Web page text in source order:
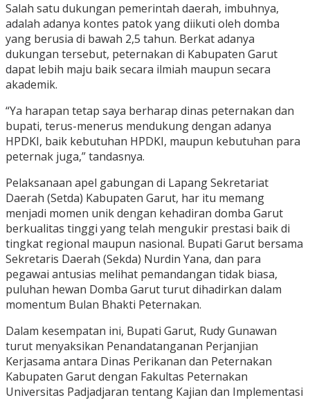
Salah satu dukungan pemerintah daerah, imbuhnya,
adalah adanya kontes patok yang diikuti oleh domba
yang berusia di bawah 2,5 tahun. Berkat adanya
dukungan tersebut, peternakan di Kabupaten Garut
dapat lebih maju baik secara ilmiah maupun secara
akademik.
“Ya harapan tetap saya berharap dinas peternakan dan
bupati, terus-menerus mendukung dengan adanya
HPDKI, baik kebutuhan HPDKI, maupun kebutuhan para
peternak juga,” tandasnya.
Pelaksanaan apel gabungan di Lapang Sekretariat
Daerah (Setda) Kabupaten Garut, har itu memang
menjadi momen unik dengan kehadiran domba Garut
berkualitas tinggi yang telah mengukir prestasi baik di
tingkat regional maupun nasional. Bupati Garut bersama
Sekretaris Daerah (Sekda) Nurdin Yana, dan para
pegawai antusias melihat pemandangan tidak biasa,
puluhan hewan Domba Garut turut dihadirkan dalam
momentum Bulan Bhakti Peternakan.
Dalam kesempatan ini, Bupati Garut, Rudy Gunawan
turut menyaksikan Penandatanganan Perjanjian
Kerjasama antara Dinas Perikanan dan Peternakan
Kabupaten Garut dengan Fakultas Peternakan
Universitas Padjadjaran tentang Kajian dan Implementasi